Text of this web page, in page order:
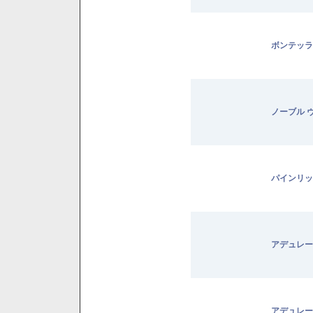
ボンテッ
ノーブル
パインリ
アデュレ
アデュレ